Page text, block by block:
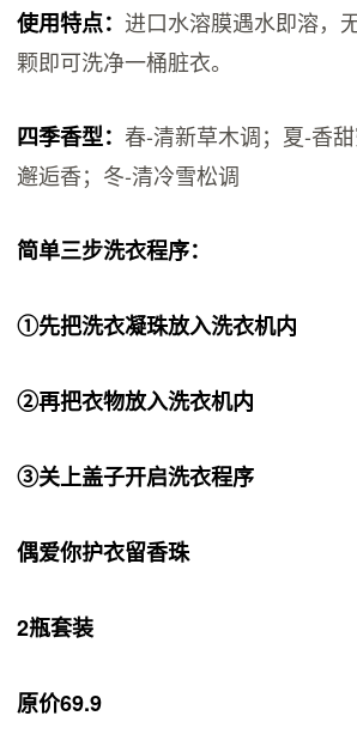
使用特点： 进口水溶膜遇水即溶，
颗即可洗净一桶脏衣。
四季香型： 春-清新草木调；夏-香
邂逅香；冬-清冷雪松调
简单三步洗衣程序：
①先把洗衣凝珠放入洗衣机内
②再把衣物放入洗衣机内
③关上盖子开启洗衣程序
偶爱你护衣留香珠
2瓶套装
原价69.9